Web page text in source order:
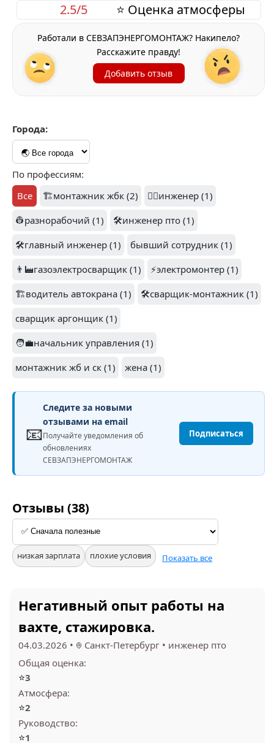
⭐ Оценка атмосферы
2.5/5
Работали в СЕВЗАПЭНЕРГОМОНТАЖ? Накипело?
Расскажите правду!
Добавить отзыв
Города:
По профессиям:
Все
🏗️монтажник жбк (2)
👷‍♂️инженер (1)
👷разнорабочий (1)
🛠️инженер пто (1)
🛠️главный инженер (1)
бывший сотрудник (1)
👨‍🏭газоэлектросварщик (1)
⚡электромонтер (1)
🏗️водитель автокрана (1)
🛠️сварщик-монтажник (1)
сварщик аргонщик (1)
🧑‍💼начальник управления (1)
монтажник жб и ск (1)
жена (1)
📧
Следите за новыми
отзывами на email
Получайте уведомления об
обновлениях
СЕВЗАПЭНЕРГОМОНТАЖ
Подписаться
Отзывы (38)
низкая зарплата плохие условия Показать все
Негативный опыт работы на
вахте, стажировка.
04.03.2026 • Санкт-Петербург • инженер пто
Общая оценка:
⭐3
Атмосфера:
⭐2
Руководство:
⭐1